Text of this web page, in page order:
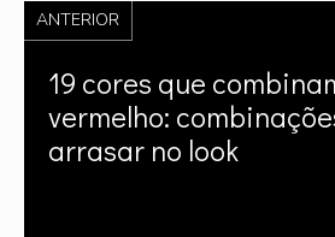
ANTERIOR
19 cores que
vermelho:
arrasar no look